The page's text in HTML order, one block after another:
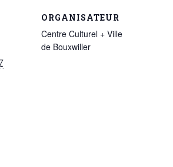
ORGANISATEUR
Centre Culturel + Ville
de Bouxwiller